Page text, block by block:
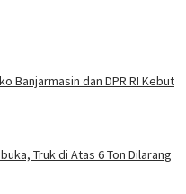
Banjarmasin dan DPR RI Kebut
Truk di Atas 6 Ton Dilarang